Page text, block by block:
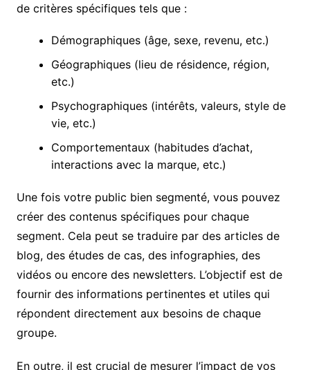
de critères spécifiques tels que :
Démographiques (âge, sexe, revenu, etc.)
Géographiques (lieu de résidence, région,
etc.)
Psychographiques (intérêts, valeurs, style de
vie, etc.)
Comportementaux (habitudes d’achat,
interactions avec la marque, etc.)
Une fois votre public bien segmenté, vous pouvez
créer des contenus spécifiques pour chaque
segment. Cela peut se traduire par des articles de
blog, des études de cas, des infographies, des
vidéos ou encore des newsletters. L’objectif est de
fournir des informations pertinentes et utiles qui
répondent directement aux besoins de chaque
groupe.
En outre, il est crucial de mesurer l’impact de vos